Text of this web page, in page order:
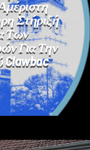
Στήριξή
Των
Για Την
Clawbac